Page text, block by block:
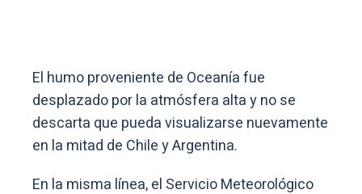
El humo proveniente de Oceanía fue
desplazado por la atmósfera alta y no se
descarta que pueda visualizarse nuevamente
en la mitad de Chile y Argentina.
En la misma línea, el Servicio Meteorológico